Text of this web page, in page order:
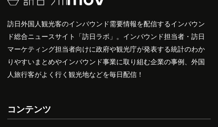
訪日外国人観光客のインバウンド需要情報を配信するインバウン
ド総合ニュースサイト「訪日ラボ」。インバウンド担当者・訪日
マーケティング担当者向けに政府や観光庁が発表する統計のわか
りやすいまとめやインバウンド事業に取り組む企業の事例、外国
人旅行客がよく行く観光地などを毎日配信！
コンテンツ